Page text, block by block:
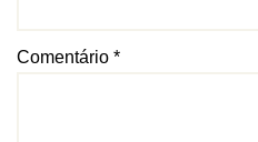
Comentário *